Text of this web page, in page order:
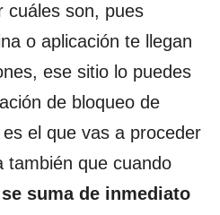
cuáles son, pues
o aplicación te llegan
ese sitio lo puedes
de bloqueo de
el que vas a proceder
también que cuando
se suma de inmediato